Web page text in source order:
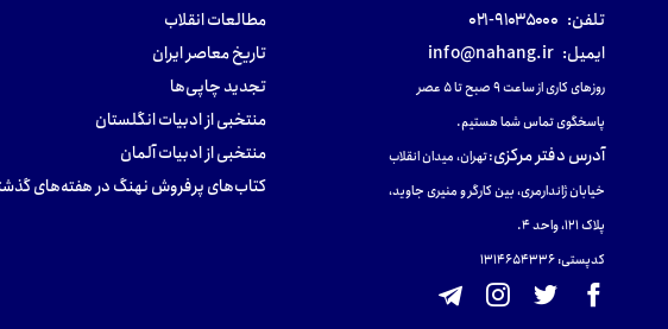
تلفن: ۹۱۰۳۵۰۰۰-۰۲۱
ایمیل: info@nahang.ir
روزهای کاری از ساعت ۹ صبح تا ۵ عصر
پاسخگوی تماس شما هستیم.
آدرس دفتر مرکزی:تهران، میدان انقلاب
خیابان ژاندارمری، بین کارگر و منیری جاوید،
پلاک 121، واحد ۴.
کدپستی: 131465433۶
مطالعات انقلاب
تاریخ معاصر ایران
تجدید چاپی‌ها
منتخبی از ادبیات انگلستان
منتخبی از ادبیات آلمان
کتاب‌های پرفروش نهنگ در هفته‌های